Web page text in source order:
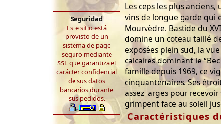
Seguridad
Este sitio está
provisto de un
sistema de pago
seguro mediante
SSL que garantiza el
carácter confidencial
de sus datos
bancarios durante
sus pedidos.
Les ceps les plus
vins de longue garde
Mourvèdre. Bastide du
domine un coteau taillé
exposées plein sud, la
calcaires dominant le
famille depuis 1969, ce
cinquantenaires. Ses
assez larges pour
grimpent face au soleil
Caractéristiques